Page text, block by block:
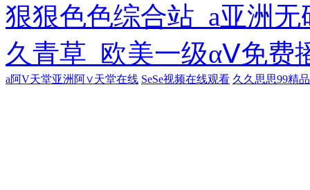
狠狠色色综合站_a亚洲
久青草_欧美一级αⅤ免费
a阿V天堂亚洲阿∨天堂在线 SeSe视频在线观看 久久思思99精